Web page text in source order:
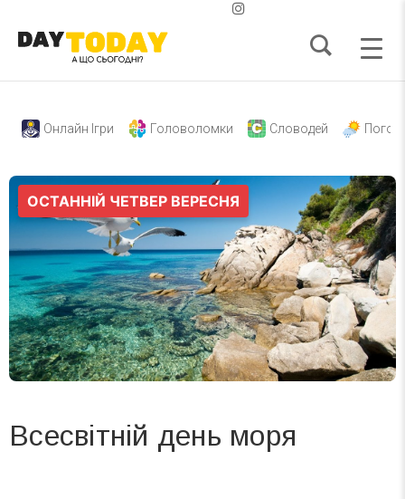
Онлайн Ігри Головоломки Словодей
Всесвітній день моря